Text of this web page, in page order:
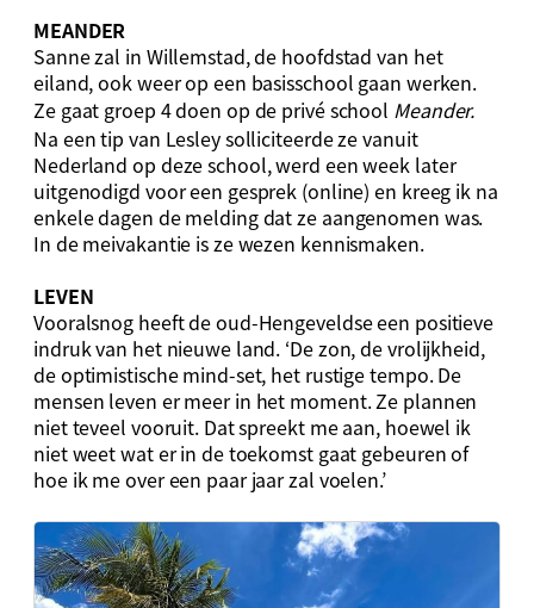
MEANDER
Sanne zal in Willemstad, de hoofdstad van het
eiland, ook weer op een basisschool gaan werken.
Ze gaat groep 4 doen op de privé school Meander.
Na een tip van Lesley solliciteerde ze vanuit
Nederland op deze school, werd een week later
uitgenodigd voor een gesprek (online) en kreeg ik na
enkele dagen de melding dat ze aangenomen was.
In de meivakantie is ze wezen kennismaken.
LEVEN
Vooralsnog heeft de oud-Hengeveldse een positieve
indruk van het nieuwe land. ‘De zon, de vrolijkheid,
de optimistische mind-set, het rustige tempo. De
mensen leven er meer in het moment. Ze plannen
niet teveel vooruit. Dat spreekt me aan, hoewel ik
niet weet wat er in de toekomst gaat gebeuren of
hoe ik me over een paar jaar zal voelen.’